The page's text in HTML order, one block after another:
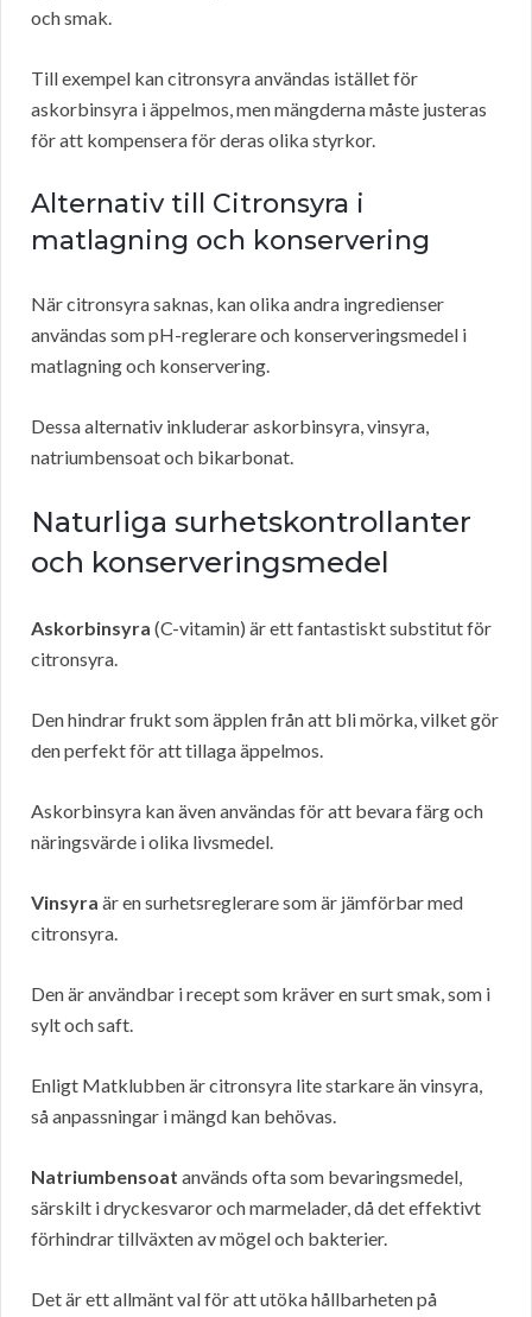
och smak.
Till exempel kan citronsyra användas istället för
askorbinsyra i äppelmos, men mängderna måste justeras
för att kompensera för deras olika styrkor.
Alternativ till Citronsyra i
matlagning och konservering
När citronsyra saknas, kan olika andra ingredienser
användas som pH-reglerare och konserveringsmedel i
matlagning och konservering.
Dessa alternativ inkluderar askorbinsyra, vinsyra,
natriumbensoat och bikarbonat.
Naturliga surhetskontrollanter
och konserveringsmedel
Askorbinsyra (C-vitamin) är ett fantastiskt substitut för
citronsyra.
Den hindrar frukt som äpplen från att bli mörka, vilket gör
den perfekt för att tillaga äppelmos.
Askorbinsyra kan även användas för att bevara färg och
näringsvärde i olika livsmedel.
Vinsyra är en surhetsreglerare som är jämförbar med
citronsyra.
Den är användbar i recept som kräver en surt smak, som i
sylt och saft.
Enligt Matklubben är citronsyra lite starkare än vinsyra,
så anpassningar i mängd kan behövas.
Natriumbensoat används ofta som bevaringsmedel,
särskilt i dryckesvaror och marmelader, då det effektivt
förhindrar tillväxten av mögel och bakterier.
Det är ett allmänt val för att utöka hållbarheten på